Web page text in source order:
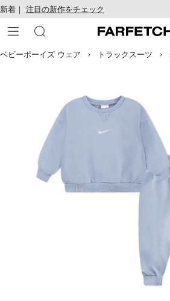
テ
ン
ツ
移
お
け
る
ク
新着｜ 注目の新作をチェック
ベビーボーイズ ウェア トラックスーツ